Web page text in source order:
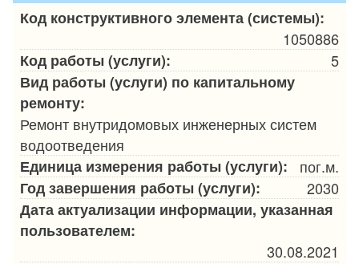
Код конструктивного элемента (системы):
1050886
Код работы (услуги):
5
Вид работы (услуги) по капитальному
ремонту:
Ремонт внутридомовых инженерных систем
водоотведения
Единица измерения работы (услуги):
пог.м.
Год завершения работы (услуги):
2030
Дата актуализации информации, указанная
пользователем:
30.08.2021